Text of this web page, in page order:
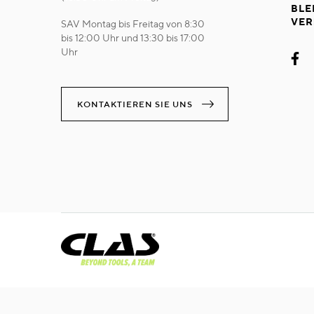
SAV Montag bis Freitag von 8:30
bis 12:00 Uhr und 13:30 bis 17:00
Uhr
KONTAKTIEREN SIE UNS